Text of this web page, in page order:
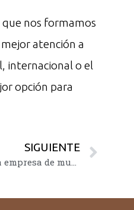
nos formamos
atención a
internacional o el
opción para
SIGUIENTE